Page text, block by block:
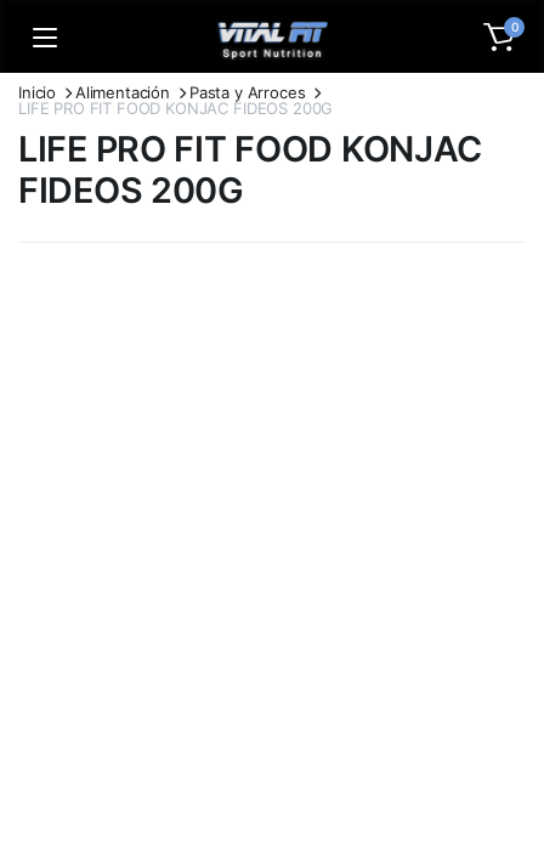
0
Inicio Alimentación
Pasta y Arroces
LIFE PRO FIT FOOD KONJAC FIDEOS 200G
LIFE PRO FIT FOOD KONJAC
FIDEOS 200G